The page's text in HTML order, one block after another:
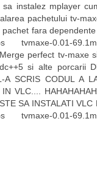
instalez mplayer
pachetului tv-
pachet fara
0.01-
perfect tv-maxe
si alte porcarii
A SCRIS CODUL A
IN VLC....
SA INSTALATI VLC
0.01-